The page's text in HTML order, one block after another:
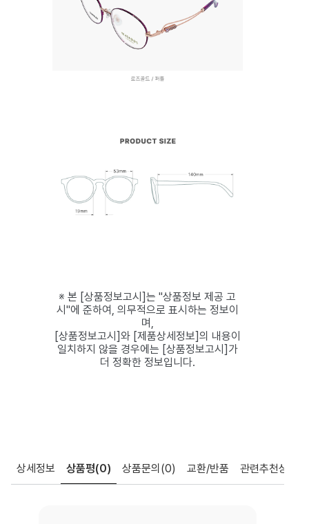
※ 본 [상품정보고시]는 "상품정보 제공 고
시"에 준하여, 의무적으로 표시하는 정보이
며,
[상품정보고시]와 [제품상세정보]의 내용이
일치하지 않을 경우에는 [상품정보고시]가
더 정확한 정보입니다.
상세정보 상품평(0) 상품문의 (0) 교환/반품 관련추천상품